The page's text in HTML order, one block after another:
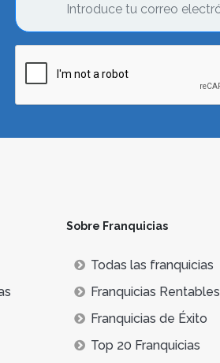
Sobre Franquicias
Todas las franquicias
Franquicias Rentables
Franquicias de Éxito
Top 20 Franquicias